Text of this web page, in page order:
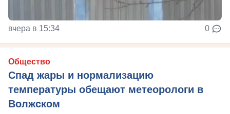
вчера в 15:34 0
Общество
Спад жары и нормализацию
температуры обещают метеорологи в
Волжском